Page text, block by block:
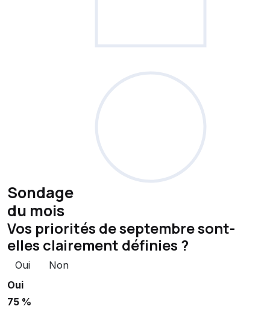
Sondage
du mois
Vos priorités de septembre sont-
elles clairement définies ?
Oui
Non
Oui
75 %